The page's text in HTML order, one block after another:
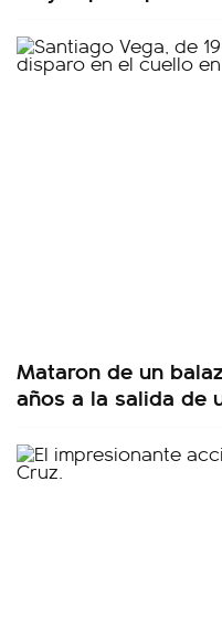
Mataron de un
años a la salida de